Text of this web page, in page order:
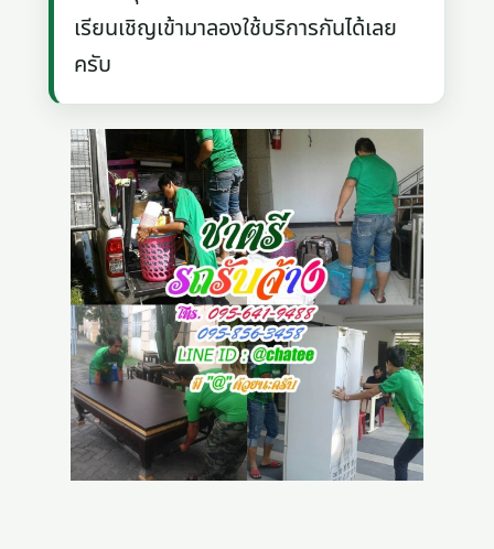
เรียนเชิญเข้ามาลองใช้บริการกันได้เลย
ครับ